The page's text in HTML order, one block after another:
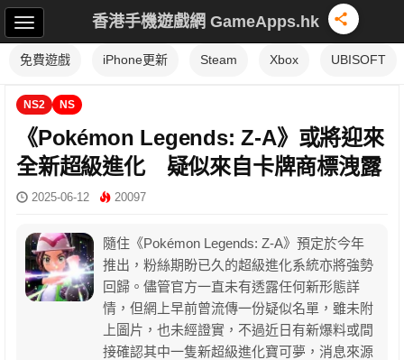
香港手機遊戲網 GameApps.hk
免費遊戲 iPhone更新 Steam Xbox UBISOFT
NS2 NS
《Pokémon Legends: Z-A》或將迎來
全新超級進化 疑似來自卡牌商標洩露
2025-06-12 20097
隨住《Pokémon Legends: Z-A》預定於今年
推出，粉絲期盼已久的超級進化系統亦將強勢
回歸。儘管官方一直未有透露任何新形態詳
情，但網上早前曾流傳一份疑似名單，雖未附
上圖片，也未經證實，不過近日有新爆料或間
接確認其中一隻新超級進化寶可夢，消息來源